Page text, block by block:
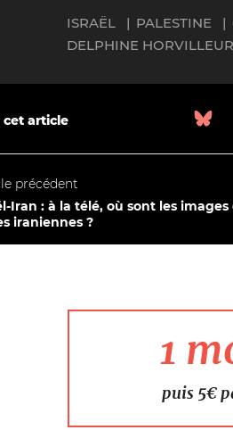
ISRAËL PALESTINE
DELPHINE HORVILLEUR
cet article
précédent
Iran : à la télé, où sont les
iraniennes ?
1
puis 5€